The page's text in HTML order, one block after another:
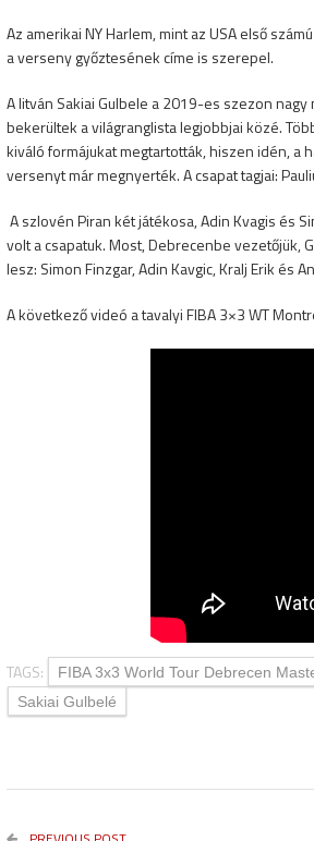
Az amerikai NY Harlem, mint az USA első
a verseny győztesének címe is szerepel.
A litván Sakiai Gulbele a 2019-es szezon
bekerültek a világranglista legjobbjai közé.
kiváló formájukat megtartották, hiszen idén,
versenyt már megnyerték. A csapat tagjai:
A szlovén Piran két játékosa, Adin Kvagis és
volt a csapatuk. Most, Debrecenbe vezetőjük,
lesz: Simon Finzgar, Adin Kavgic, Kralj Erik és
A következő videó a tavalyi FIBA 3×3 WT
TAGS: FIBA 3x3 World Tour Debrecen
Sakiai Gulbelé